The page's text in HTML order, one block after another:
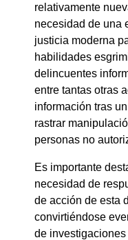
relativamente
necesidad de una
justicia moderna
habilidades
delincuentes
entre tantas otras
información tras
rastrar
personas no
Es importante
necesidad de
de acción de esta
convirtiéndose
de